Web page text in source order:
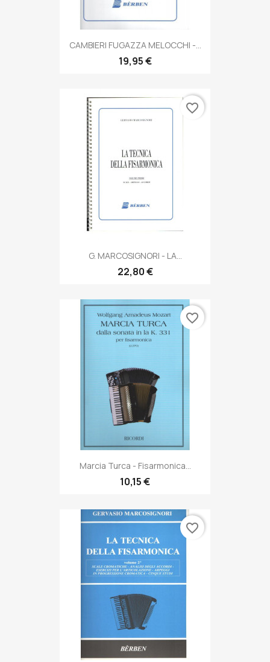
CAMBIERI FUGAZZA MELOCCHI -...
19,95 €
G. MARCOSIGNORI - LA...
22,80 €
favorite_border
Marcia Turca - Fisarmonica...
10,15 €
favorite_border
favorite_border